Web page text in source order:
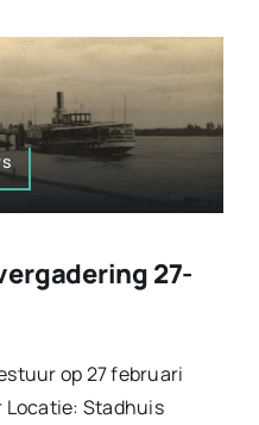
27-
op 27 februari
Locatie: Stadhuis